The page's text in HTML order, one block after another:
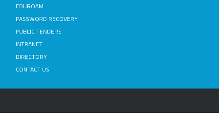
EDUROAM
PASSWORD RECOVERY
PUBLIC TENDERS
INTRANET
DIRECTORY
CONTACT US